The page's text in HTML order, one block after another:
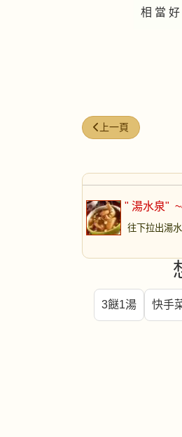
相 當 好
上一篇文章: 老黃瓜
上一頁
" 湯水泉"
往下拉出湯
3餸1湯 快手